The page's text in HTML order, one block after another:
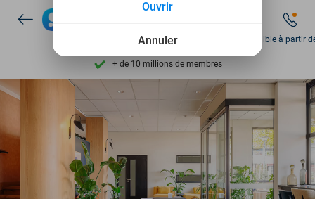
Découvrez + de 15.000 deals
Disponible 7 jours par semaine
+ de 10 millions de membres
basé sur 205 790 avis
Découvrez + de 15.000 deals
Disponible 7 jours par semaine
+ de 10 millions de membres
Disponible à partir
Annuler
Ouvrir